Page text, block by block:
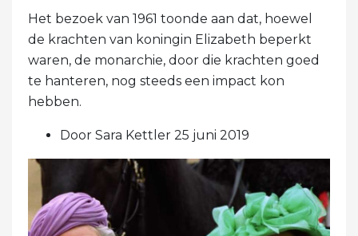
Het bezoek van 1961 toonde aan dat, hoewel
de krachten van koningin Elizabeth beperkt
waren, de monarchie, door die krachten goed
te hanteren, nog steeds een impact kon
hebben.
Door Sara Kettler 25 juni 2019